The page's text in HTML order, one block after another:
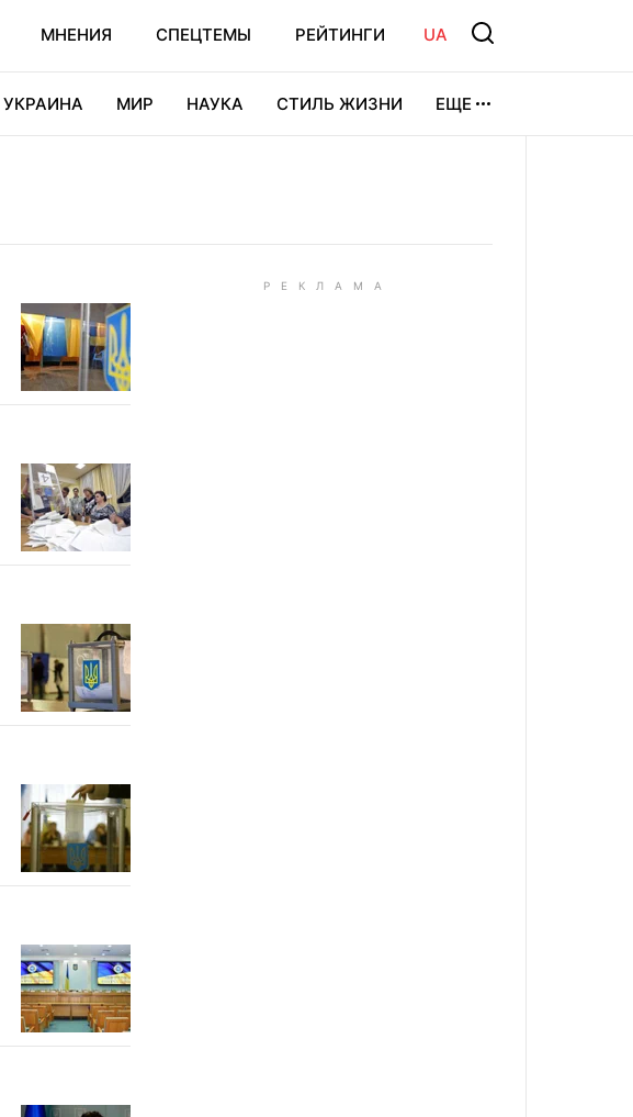
МНЕНИЯ СПЕЦТЕМЫ РЕЙТИНГИ UA
УКРАИНА МИР НАУКА СТИЛЬ ЖИЗНИ ЕЩЕ